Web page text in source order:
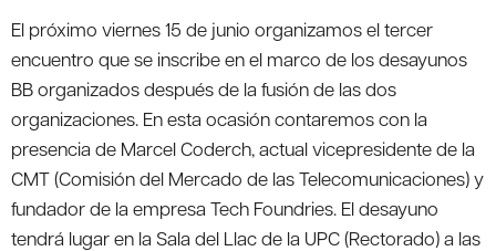
El próximo viernes 15 de junio organizamos el tercer
encuentro que se inscribe en el marco de los desayunos
BB organizados después de la fusión de las dos
organizaciones. En esta ocasión contaremos con la
presencia de Marcel Coderch, actual vicepresidente de la
CMT (Comisión del Mercado de las Telecomunicaciones) y
fundador de la empresa Tech Foundries. El desayuno
tendrá lugar en la Sala del Llac de la UPC (Rectorado) a las